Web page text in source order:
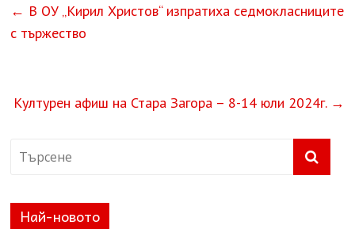
← В ОУ „Кирил Христов“ изпратиха седмокласниците
с тържество
Културен афиш на Стара Загора – 8-14 юли 2024г. →
Най-новото